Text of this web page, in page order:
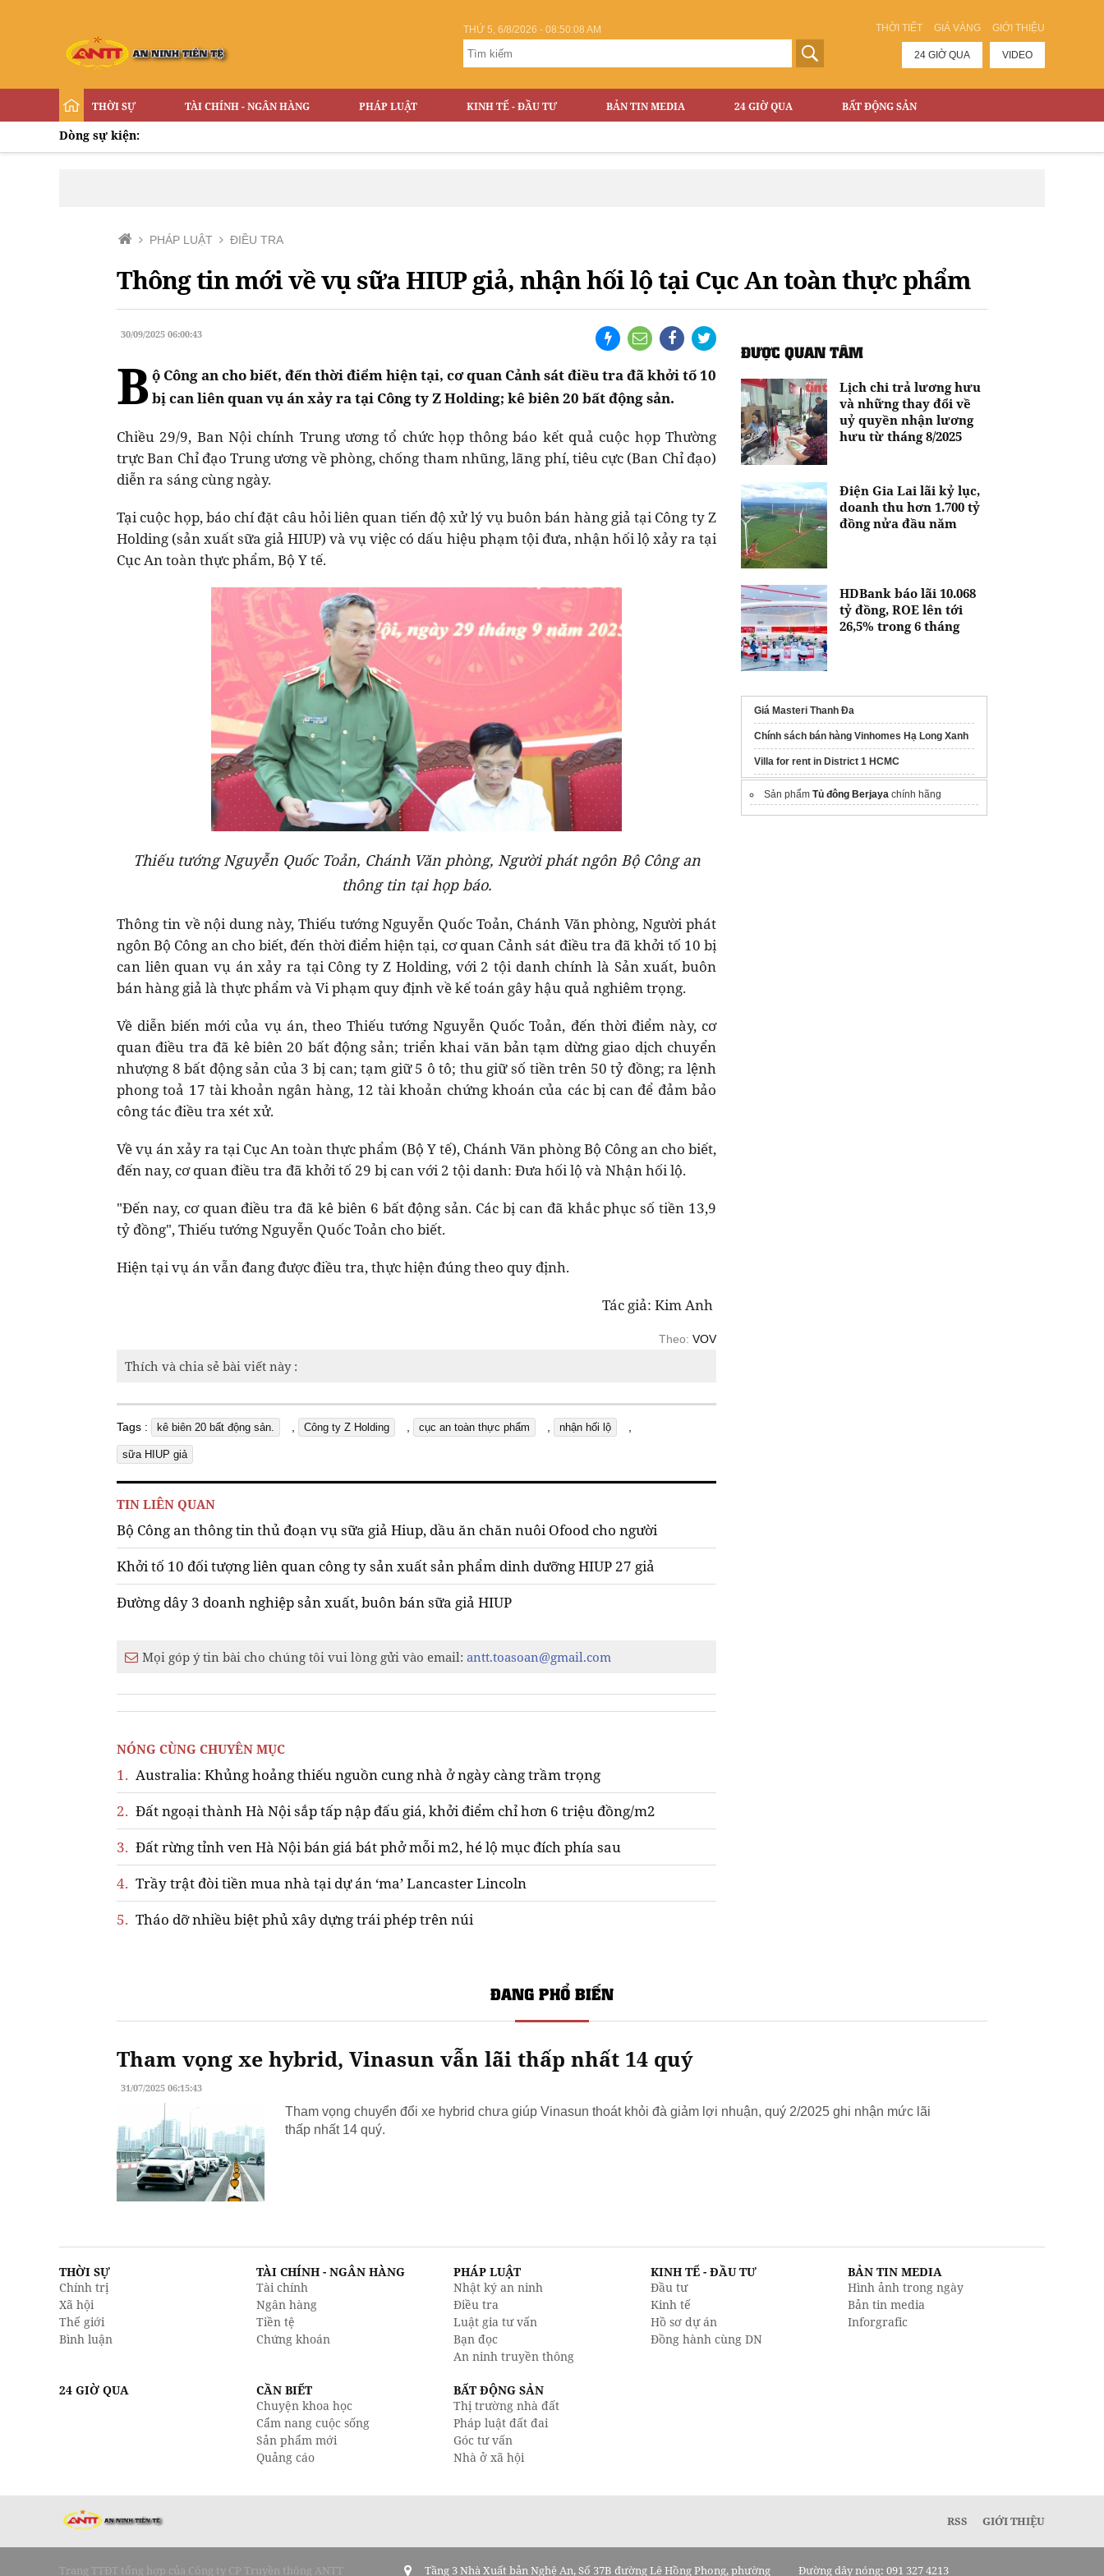
THỜI TIẾT GIÁ VÀNG GIỚI THIỆU
THỨ 5, 6/8/2026 - 08:50:09 AM
24 GIỜ QUA VIDEO
THỜI SỰ TÀI CHÍNH - NGÂN HÀNG PHÁP LUẬT KINH TẾ - ĐẦU TƯ BẢN TIN MEDIA 24 GIỜ QUA BẤT ĐỘNG SẢN
Dòng sự kiện:
PHÁP LUẬT ĐIỀU TRA
Thông tin mới về vụ sữa HIUP giả, nhận hối lộ tại Cục An toàn thực phẩm
30/09/2025 06:00:43
Bộ Công an cho biết, đến thời điểm hiện tại, cơ quan Cảnh sát điều tra đã khởi tố 10
bị can liên quan vụ án xảy ra tại Công ty Z Holding; kê biên 20 bất động sản.
Chiều 29/9, Ban Nội chính Trung ương tổ chức họp thông báo kết quả cuộc họp Thường
trực Ban Chỉ đạo Trung ương về phòng, chống tham nhũng, lãng phí, tiêu cực (Ban Chỉ đạo)
diễn ra sáng cùng ngày.
Tại cuộc họp, báo chí đặt câu hỏi liên quan tiến độ xử lý vụ buôn bán hàng giả tại Công ty Z
Holding (sản xuất sữa giả HIUP) và vụ việc có dấu hiệu phạm tội đưa, nhận hối lộ xảy ra tại
Cục An toàn thực phẩm, Bộ Y tế.
Thiếu tướng Nguyễn Quốc Toản, Chánh Văn phòng, Người phát ngôn Bộ Công an
thông tin tại họp báo.
Thông tin về nội dung này, Thiếu tướng Nguyễn Quốc Toản, Chánh Văn phòng, Người phát
ngôn Bộ Công an cho biết, đến thời điểm hiện tại, cơ quan Cảnh sát điều tra đã khởi tố 10 bị
can liên quan vụ án xảy ra tại Công ty Z Holding, với 2 tội danh chính là Sản xuất, buôn
bán hàng giả là thực phẩm và Vi phạm quy định về kế toán gây hậu quả nghiêm trọng.
Về diễn biến mới của vụ án, theo Thiếu tướng Nguyễn Quốc Toản, đến thời điểm này, cơ
quan điều tra đã kê biên 20 bất động sản; triển khai văn bản tạm dừng giao dịch chuyển
nhượng 8 bất động sản của 3 bị can; tạm giữ 5 ô tô; thu giữ số tiền trên 50 tỷ đồng; ra lệnh
phong toả 17 tài khoản ngân hàng, 12 tài khoản chứng khoán của các bị can để đảm bảo
công tác điều tra xét xử.
Về vụ án xảy ra tại Cục An toàn thực phẩm (Bộ Y tế), Chánh Văn phòng Bộ Công an cho biết,
đến nay, cơ quan điều tra đã khởi tố 29 bị can với 2 tội danh: Đưa hối lộ và Nhận hối lộ.
"Đến nay, cơ quan điều tra đã kê biên 6 bất động sản. Các bị can đã khắc phục số tiền 13,9
tỷ đồng", Thiếu tướng Nguyễn Quốc Toản cho biết.
Hiện tại vụ án vẫn đang được điều tra, thực hiện đúng theo quy định.
Tác giả: Kim Anh
Theo: VOV
Thích và chia sẻ bài viết này :
Tags : kê biên 20 bất động sản. , Công ty Z Holding , cục an toàn thực phẩm , nhận hối lộ ,
sữa HIUP giả
TIN LIÊN QUAN
Bộ Công an thông tin thủ đoạn vụ sữa giả Hiup, dầu ăn chăn nuôi Ofood cho người
Khởi tố 10 đối tượng liên quan công ty sản xuất sản phẩm dinh dưỡng HIUP 27 giả
Đường dây 3 doanh nghiệp sản xuất, buôn bán sữa giả HIUP
Mọi góp ý tin bài cho chúng tôi vui lòng gửi vào email: antt.toasoan@gmail.com
NÓNG CÙNG CHUYÊN MỤC
1. Australia: Khủng hoảng thiếu nguồn cung nhà ở ngày càng trầm trọng
2. Đất ngoại thành Hà Nội sắp tấp nập đấu giá, khởi điểm chỉ hơn 6 triệu đồng/m2
3. Đất rừng tỉnh ven Hà Nội bán giá bát phở mỗi m2, hé lộ mục đích phía sau
4. Trầy trật đòi tiền mua nhà tại dự án ‘ma’ Lancaster Lincoln
5. Tháo dỡ nhiều biệt phủ xây dựng trái phép trên núi
ĐƯỢC QUAN TÂM
Lịch chi trả lương hưu
và những thay đổi về
uỷ quyền nhận lương
hưu từ tháng 8/2025
Điện Gia Lai lãi kỷ lục,
doanh thu hơn 1.700 tỷ
đồng nửa đầu năm
HDBank báo lãi 10.068
tỷ đồng, ROE lên tới
26,5% trong 6 tháng
Giá Masteri Thanh Đa
Chính sách bán hàng Vinhomes Hạ Long Xanh
Villa for rent in District 1 HCMC
thewincitydhla.com
Sản phẩm Tủ đông Berjaya chính hãng
ĐANG PHỔ BIẾN
Tham vọng xe hybrid, Vinasun vẫn lãi thấp nhất 14 quý
31/07/2025 06:15:43
Tham vọng chuyển đổi xe hybrid chưa giúp Vinasun thoát khỏi đà giảm lợi nhuận, quý 2/2025 ghi nhận mức lãi
thấp nhất 14 quý.
THỜI SỰ
Chính trị
Xã hội
Thế giới
Bình luận
TÀI CHÍNH - NGÂN HÀNG
Tài chính
Ngân hàng
Tiền tệ
Chứng khoán
PHÁP LUẬT
Nhật ký an ninh
Điều tra
Luật gia tư vấn
Bạn đọc
An ninh truyền thông
KINH TẾ - ĐẦU TƯ
Đầu tư
Kinh tế
Hồ sơ dự án
Đồng hành cùng DN
BẢN TIN MEDIA
Hình ảnh trong ngày
Bản tin media
Inforgrafic
24 GIỜ QUA
CẦN BIẾT
Chuyện khoa học
Cẩm nang cuộc sống
Sản phẩm mới
Quảng cáo
BẤT ĐỘNG SẢN
Thị trường nhà đất
Pháp luật đất đai
Góc tư vấn
Nhà ở xã hội
RSS GIỚI THIỆU
Trang TTĐT tổng hợp của Công ty CP Truyền thông ANTT Đường dây nóng: 091 327 4213
Tầng 3 Nhà Xuất bản Nghệ An, Số 37B đường Lê Hồng Phong, phường